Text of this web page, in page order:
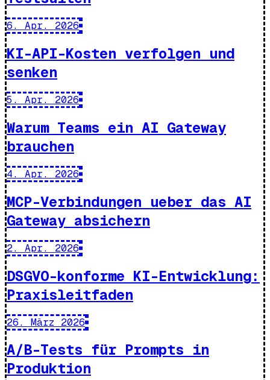
6. Apr. 2026
KI-API-Kosten verfolgen und
senken
5. Apr. 2026
Warum Teams ein AI Gateway
brauchen
4. Apr. 2026
MCP-Verbindungen ueber das AI
Gateway absichern
2. Apr. 2026
DSGVO-konforme KI-Entwicklung:
Praxisleitfaden
26. März 2026
A/B-Tests für Prompts in
Produktion